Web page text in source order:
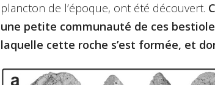
plancton de l’époque, ont été découvert.
une petite communauté de ces
laquelle cette roche s’est formée, et